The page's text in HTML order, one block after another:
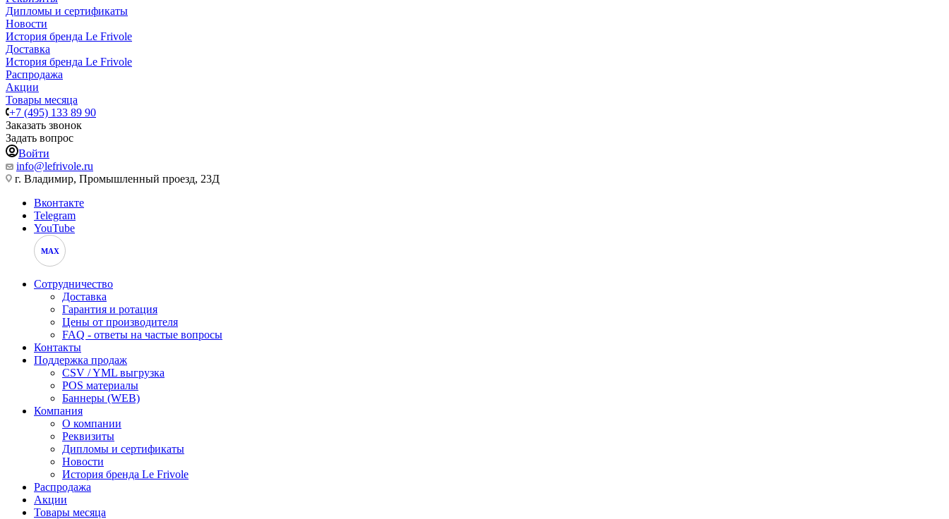
Дипломы и сертификаты
Новости
История бренда Le Frivole
Доставка
История бренда Le Frivole
Распродажа
Акции
Товары месяца
+7 (495) 133 89 90
Заказать звонок
Задать вопрос
Войти
info@lefrivole.ru
г. Владимир, Промышленный проезд, 23Д
Вконтакте
Telegram
YouTube
MAX
Сотрудничество
Доставка
Гарантия и ротация
Цены от производителя
FAQ - ответы на частые вопросы
Контакты
Поддержка продаж
CSV / YML выгрузка
POS материалы
Баннеры (WEB)
Компания
О компании
Реквизиты
Дипломы и сертификаты
Новости
История бренда Le Frivole
Распродажа
Акции
Товары месяца